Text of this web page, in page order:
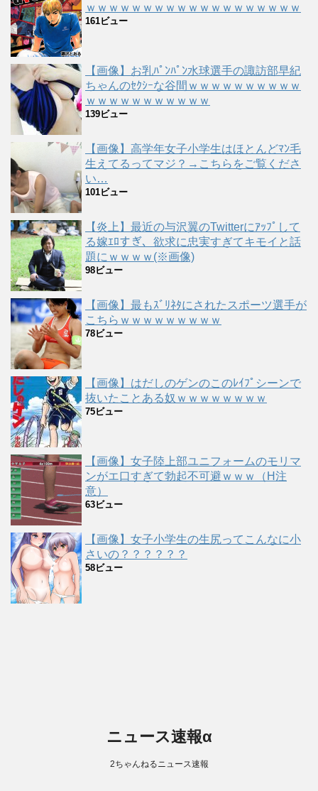
ｗｗｗｗｗｗｗｗｗｗｗｗｗｗｗｗｗｗｗ
161ビュー
【画像】お乳ﾊﾟﾝﾊﾟﾝ水球選手の諏訪部早紀
ちゃんのｾｸｼｰな谷間ｗｗｗｗｗｗｗｗｗｗ
ｗｗｗｗｗｗｗｗｗｗｗ
139ビュー
【画像】高学年女子小学生はほとんどﾏﾝ毛
生えてるってマジ？→こちらをご覧くださ
い…
101ビュー
【炎上】最近の与沢翼のTwitterにｱｯﾌﾟして
る嫁ｴﾛすぎ、欲求に忠実すぎてキモイと話
題にｗｗｗｗ(※画像)
98ビュー
【画像】最もｽﾞﾘﾈﾀにされたスポーツ選手が
こちらｗｗｗｗｗｗｗｗｗ
78ビュー
【画像】はだしのゲンのこのﾚｲﾌﾟシーンで
抜いたことある奴ｗｗｗｗｗｗｗｗ
75ビュー
【画像】女子陸上部ユニフォームのモリマ
ンがエ口すぎて勃起不可避ｗｗｗ（H注
意）
63ビュー
【画像】女子小学生の生尻ってこんなに小
さいの？？？？？？
58ビュー
ニュース速報α
2ちゃんねるニュース速報